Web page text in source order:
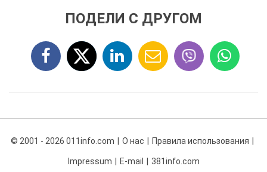
ПОДЕЛИ С ДРУГОМ
© 2001 - 2026 011info.com О нас Правила использования
Impressum E-mail 381info.com